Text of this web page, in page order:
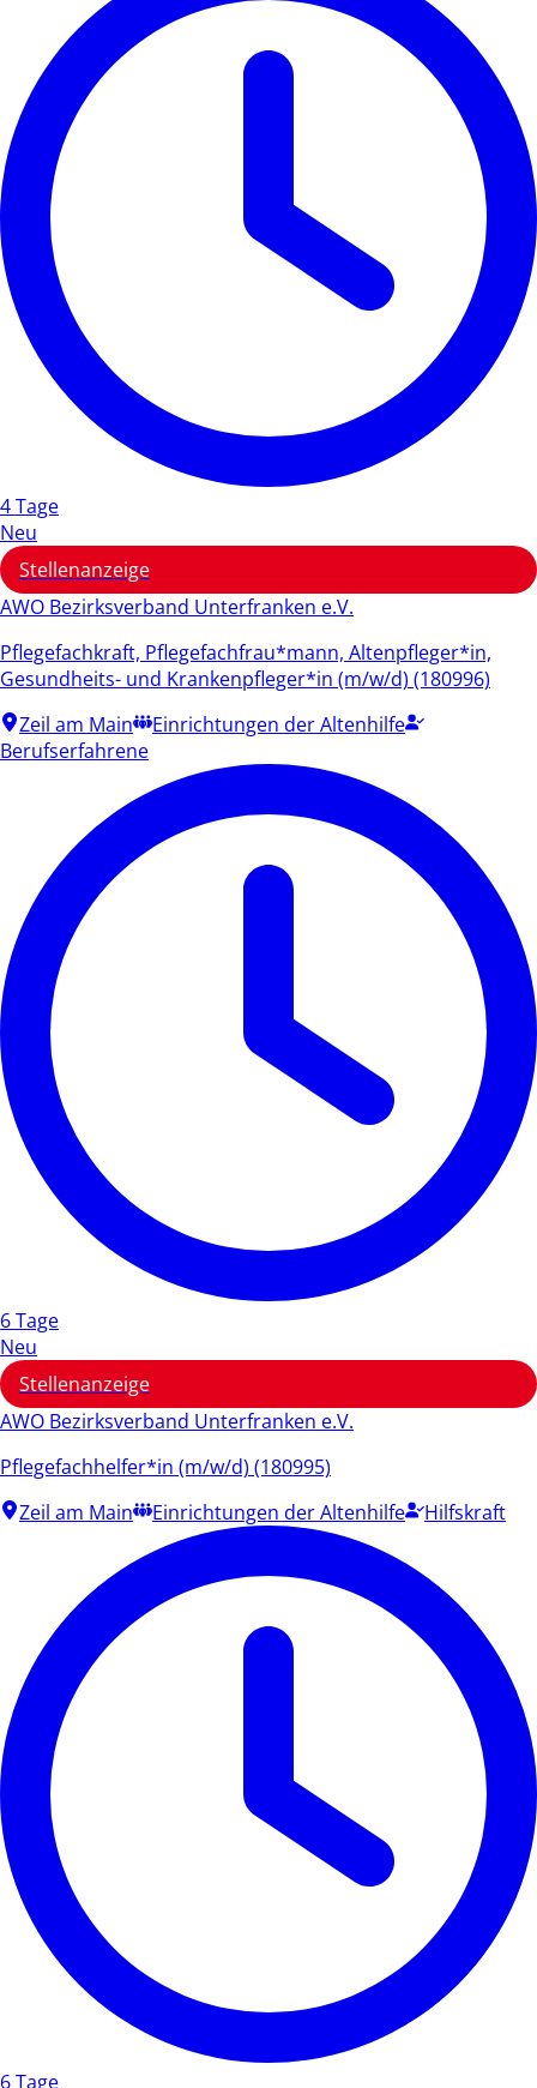
4 Tage
Neu
Stellenanzeige
AWO Bezirksverband Unterfranken e.V.
Pflegefachkraft, Pflegefachfrau*mann, Altenpfleger*in,
Gesundheits- und Krankenpfleger*in (m/w/d) (180996)
Zeil am Main
Einrichtungen der Altenhilfe
Berufserfahrene
6 Tage
Neu
Stellenanzeige
AWO Bezirksverband Unterfranken e.V.
Pflegefachhelfer*in (m/w/d) (180995)
Zeil am Main
Einrichtungen der Altenhilfe Hilfskraft
6 Tage